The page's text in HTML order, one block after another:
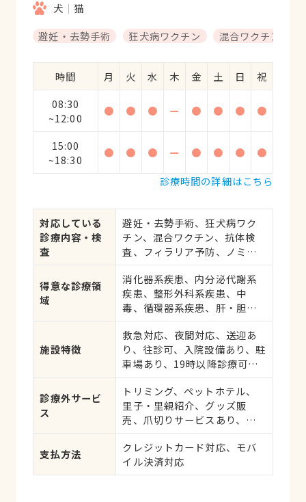
犬
猫
避妊・去勢手術
狂犬病ワクチン 混合ワクチン
時間 月 火 水 木 金 土 日
祝
08:30
~12:00
● ● ● ー ● ● ● ●
15:00
~18:30
● ● ● ー ● ● ●
●
診療時間の詳細はこちら
対応している
診療内容・検
査
避妊・去勢手術、狂犬病ワク
チン、混合ワクチン、抗体検
査、フィラリア予防、ノミ・
応、健康診断、各種検査、外
科手術
得意な診療領
域
消化器系疾患、内分泌代謝系
疾患、整形外科系疾患、中
毒、循環器系疾患、肝・胆・
疾患、耳系疾患、皮膚系疾
患、腎・泌尿器系疾患、生殖
器系疾患、腫瘍・がん、アレ
が・その他
施設特徴
救急対応、夜間対応、送迎あ
り、往診可、入院設備あり、駐
車場あり、19時以降診療可、
診療外サービ
ス
トリミング、ペットホテル、
里子・里親紹介、グッズ販
売、爪切りサービスあり、し
支払方法
クレジットカード対応、モバ
イル決済対応